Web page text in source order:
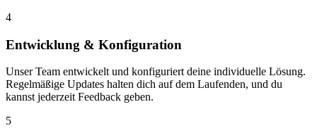
4
Entwicklung & Konfiguration
Unser Team entwickelt und konfiguriert deine individuelle Lösung.
Regelmäßige Updates halten dich auf dem Laufenden, und du
kannst jederzeit Feedback geben.
5